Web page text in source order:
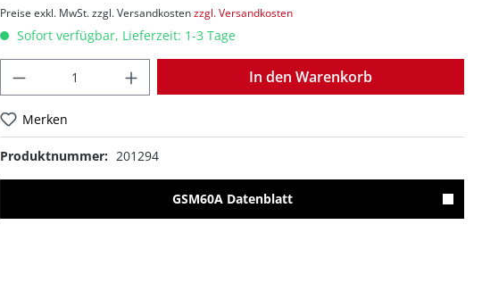
Preise exkl. MwSt. zzgl. Versandkostenzzgl. Versandkosten
Sofort verfügbar, Lieferzeit: 1-3 Tage
In den Warenkorb
Merken
Produktnummer: 201294
GSM60A Datenblatt